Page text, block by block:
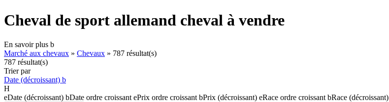
Cheval de sport allemand cheval à vendre
En savoir plus b
Marché aux chevaux » Chevaux » 787 résultat(s)
787 résultat(s)
Trier par
Date (décroissant) b
H
eDate (décroissant) bDate ordre croissant ePrix ordre croissant bPrix (décroissant) eRace ordre croissant bRace (décroissant)